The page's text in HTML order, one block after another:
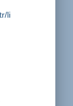
li